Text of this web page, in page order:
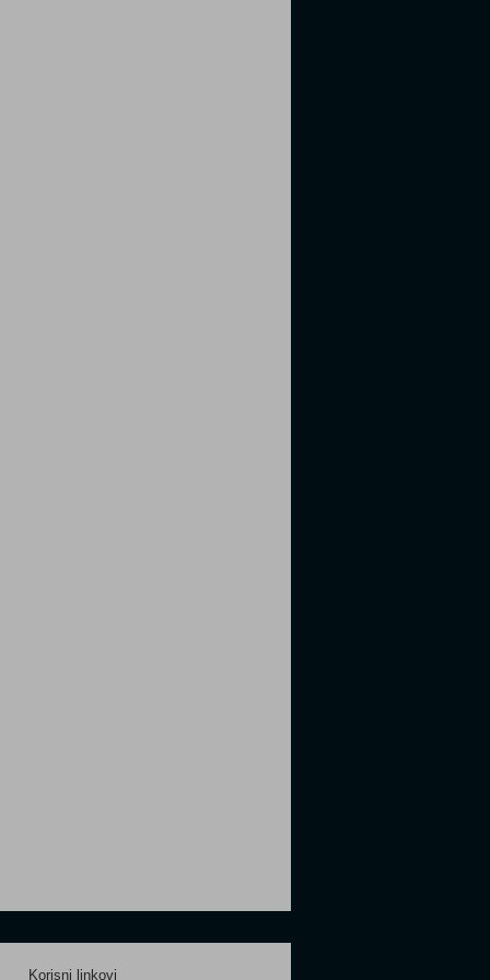
Korisni linkovi